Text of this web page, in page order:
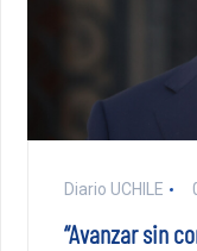
Diario UCHILE
“Avanzar sin